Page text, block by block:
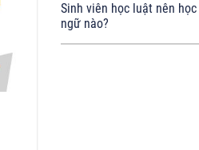
Sinh viên học luật nên
ngữ nào?